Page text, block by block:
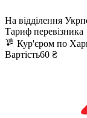
На відділення
Тариф перевізника
Кур'єром по
Вартість60 ₴